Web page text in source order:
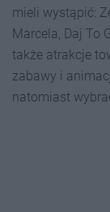
mieli wystąpić:
Marcela, Daj To
także atrakcje
zabawy i
natomiast